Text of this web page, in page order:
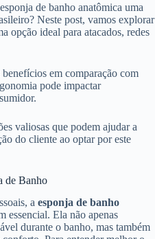
de banho anatômica uma
Neste post, vamos explorar
opção ideal para atacados, redes
em comparação com
pode impactar
valiosas que podem ajudar a
do cliente ao optar por este
de Banho
a esponja de banho
essencial. Ela não apenas
durante o banho, mas também